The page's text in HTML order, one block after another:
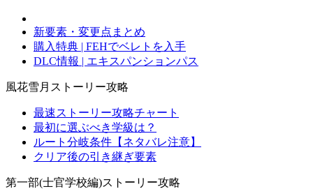
新要素・変更点まとめ
購入特典 | FEHでベレトを入手
DLC情報 | エキスパンションパス
風花雪月ストーリー攻略
最速ストーリー攻略チャート
最初に選ぶべき学級は？
ルート分岐条件【ネタバレ注意】
クリア後の引き継ぎ要素
第一部(士官学校編)ストーリー攻略